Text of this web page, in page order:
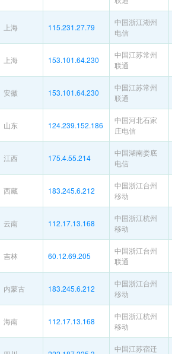
上海 115.231.27.79
中国浙江湖州
电信
上海 153.101.64.230
中国江苏常州
联通
安徽 153.101.64.230
中国江苏常州
联通
山东 124.239.152.186
中国河北石家
庄电信
江西 175.4.55.214
中国湖南娄底
电信
西藏 183.245.6.212
中国浙江台州
移动
云南 112.17.13.168
中国浙江杭州
移动
吉林 60.12.69.205
中国浙江台州
联通
内蒙古 183.245.6.212
中国浙江台州
移动
海南 112.17.13.168
中国浙江杭州
移动
中国江苏宿迁